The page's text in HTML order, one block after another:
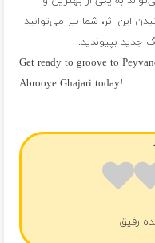
این اثر، شما نیز می‌توانید
جدید بپیوندید.
Get ready to groove to
Abrooye Ghajari today!
رفیق